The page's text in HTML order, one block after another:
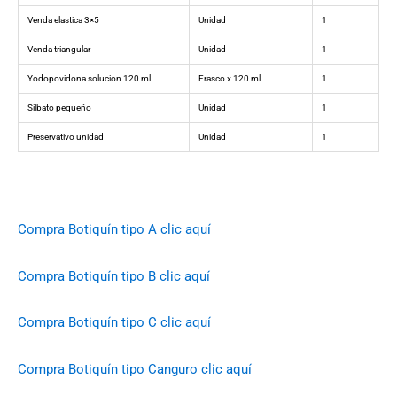
Venda elastica 3×5 Unidad 1
Venda triangular Unidad 1
Yodopovidona solucion 120 ml Frasco x 120 ml 1
Silbato pequeño Unidad 1
Preservativo unidad Unidad 1
Compra Botiquín tipo A clic aquí
Compra Botiquín tipo B clic aquí
Compra Botiquín tipo C clic aquí
Compra Botiquín tipo Canguro clic aquí